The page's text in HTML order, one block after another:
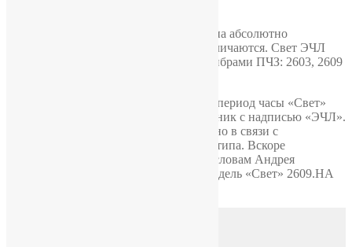
Надписи «Старт» и «Маяк» бывают и на абсолютно
одинаковых часах — они совсем не отличаются. Свет ЭЧЛ
преимущественно работал с тремя калибрами ПЧЗ: 2603, 2609
Любопытно, что выпускавшиеся в тот период часы «Свет»
были со знаком от завода — пятиугольник с надписью «ЭЧЛ».
Производились пару лет после 1975г., но в связи с
переименованием фабрики — без логотипа. Вскоре
изготовление часов остановили — по словам Андрея
Андреевича Круковича, популярная модель «Свет» 2609.НА